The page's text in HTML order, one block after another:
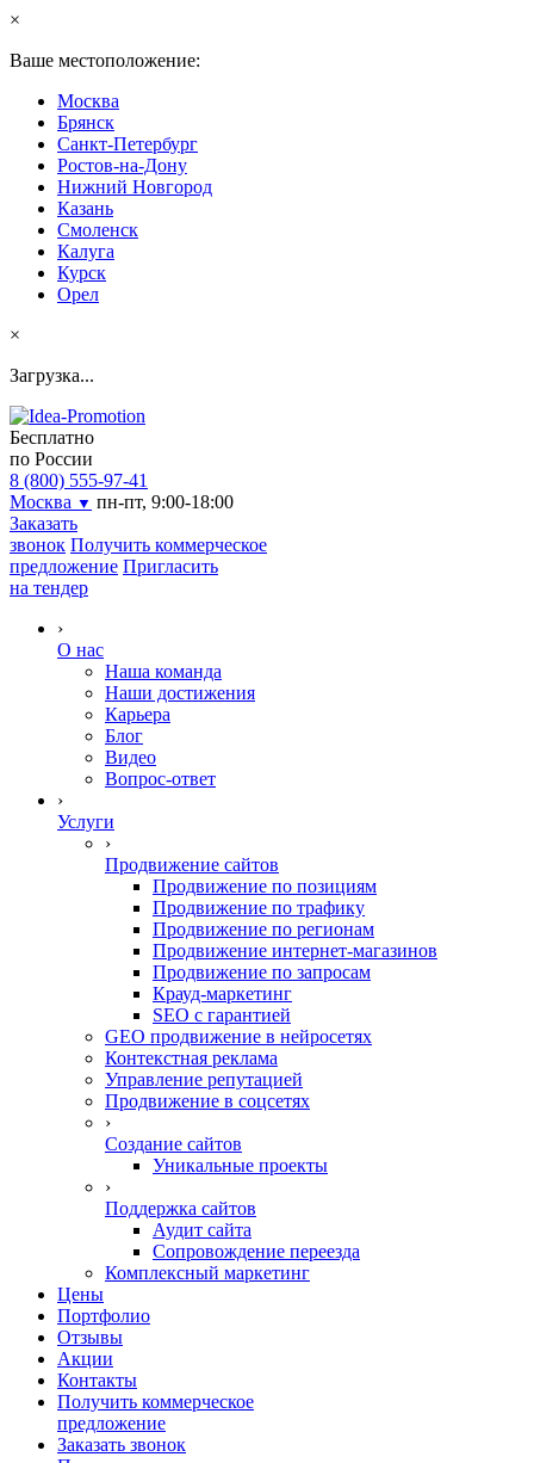
×
Ваше местоположение:
Москва
Брянск
Санкт-Петербург
Ростов-на-Дону
Нижний Новгород
Казань
Смоленск
Калуга
Курск
Орел
×
Загрузка...
Бесплатно
по России
8 (800) 555-97-41
Москва ▼ пн-пт, 9:00-18:00
Заказать
звонок Получить коммерческое
предложение Пригласить
на тендер
›
О нас
Наша команда
Наши достижения
Карьера
Блог
Видео
Вопрос-ответ
›
Услуги
›
Продвижение сайтов
Продвижение по позициям
Продвижение по трафику
Продвижение по регионам
Продвижение интернет-магазинов
Продвижение по запросам
Крауд-маркетинг
SEO с гарантией
GEO продвижение в нейросетях
Контекстная реклама
Управление репутацией
Продвижение в соцсетях
›
Создание сайтов
Уникальные проекты
›
Поддержка сайтов
Аудит сайта
Сопровождение переезда
Комплексный маркетинг
Цены
Портфолио
Отзывы
Акции
Контакты
Получить коммерческое
предложение
Заказать звонок